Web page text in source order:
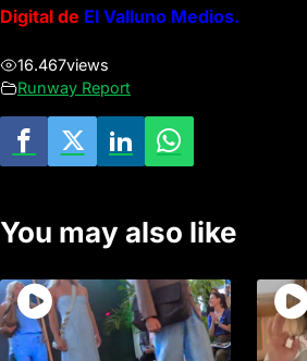
Digital de El Valluno Medios.
16.467views
Runway Report
You may also like